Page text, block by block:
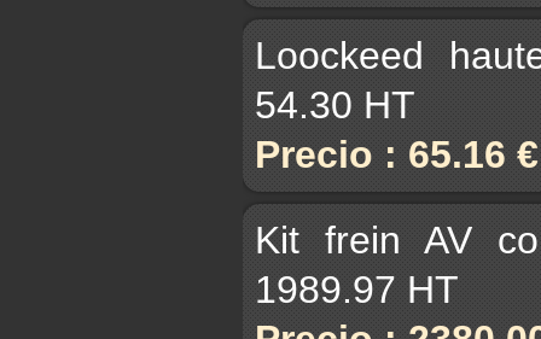
Loockeed
54.30 HT
Precio : 65.16
Kit frein AV
1989.97 HT